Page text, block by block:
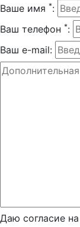
Ваше имя *:
Ваш телефон *:
Ваш e-mail:
Даю согласие